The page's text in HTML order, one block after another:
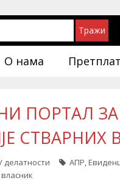
О нама
ПОРТАЛ
СТВАРНИХ
делатности АПР,